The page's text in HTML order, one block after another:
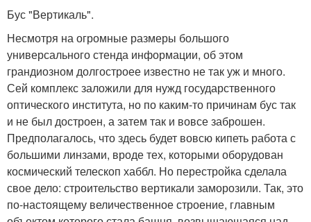
Бус "Вертикаль".
Несмотря на огромные размеры большого
универсального стенда информации, об этом
грандиозном долгостроее известно не так уж и много.
Сей комплекс заложили для нужд государственного
оптического института, но по каким-то причинам бус так
и не был достроен, а затем так и вовсе заброшен.
Предполагалось, что здесь будет вовсю кипеть работа с
большими линзами, вроде тех, которыми оборудован
космический телескоп хаббл. Но перестройка сделала
свое дело: строительство вертикали заморозили. Так, это
по-настоящему величественное строение, главным